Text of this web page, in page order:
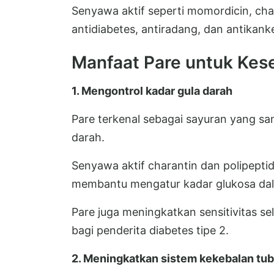
Senyawa aktif seperti momordicin,
antidiabetes, antiradang, dan
Manfaat Pare untuk
1. Mengontrol kadar gula darah
Pare terkenal sebagai sayuran yang
darah.
Senyawa aktif charantin dan
membantu mengatur kadar glukosa
Pare juga meningkatkan sensitivitas
bagi penderita diabetes tipe 2.
2. Meningkatkan sistem kekebalan